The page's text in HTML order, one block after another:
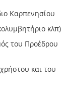
Καρπενησίου
κλπ)
του Προέδρου
και του